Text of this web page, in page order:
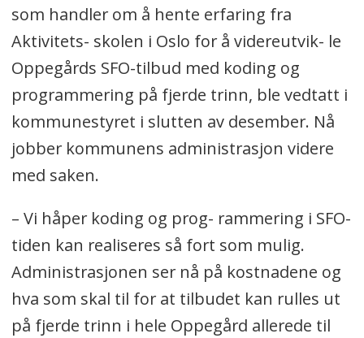
som handler om å hente erfaring fra
Aktivitets- skolen i Oslo for å videreutvik- le
Oppegårds SFO-tilbud med koding og
programmering på fjerde trinn, ble vedtatt i
kommunestyret i slutten av desember. Nå
jobber kommunens administrasjon videre
med saken.
– Vi håper koding og prog- rammering i SFO-
tiden kan realiseres så fort som mulig.
Administrasjonen ser nå på kostnadene og
hva som skal til for at tilbudet kan rulles ut
på fjerde trinn i hele Oppegård allerede til